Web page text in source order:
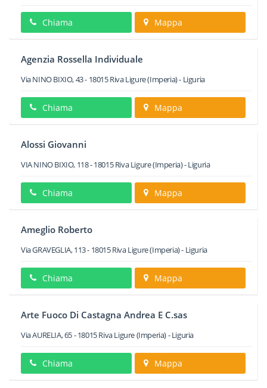
Chiama Mappa
Agenzia Rossella Individuale
Via NINO BIXIO, 43- 18015Riva Ligure(Imperia) - Liguria
Chiama Mappa
Alossi Giovanni
VIA NINO BIXIO, 118-18015 Riva Ligure(Imperia) -Liguria
Chiama Mappa
Ameglio Roberto
Via GRAVEGLIA, 113- 18015Riva Ligure(Imperia) - Liguria
Chiama Mappa
Arte Fuoco Di Castagna Andrea E C.sas
Via AURELIA, 65-18015Riva Ligure(Imperia) -Liguria
Chiama Mappa